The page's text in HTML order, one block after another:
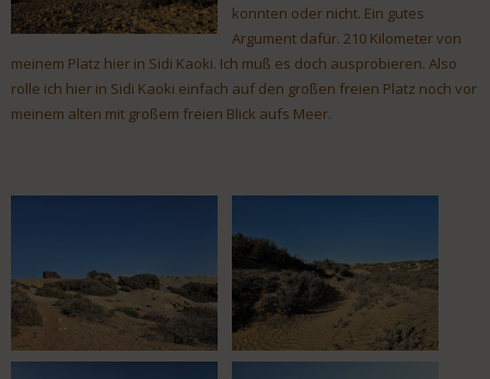
konnten oder nicht. Ein gutes
Argument dafür. 210 Kilometer von
meinem Platz hier in Sidi Kaoki. Ich muß es doch ausprobieren. Also
rolle ich hier in Sidi Kaoki einfach auf den großen freien Platz noch vor
meinem alten mit großem freien Blick aufs Meer.